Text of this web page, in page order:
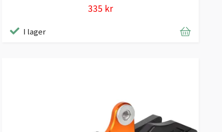
335 kr
I lager